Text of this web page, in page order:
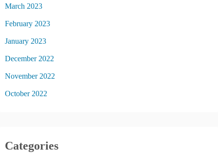
March 2023
February 2023
January 2023
December 2022
November 2022
October 2022
Categories